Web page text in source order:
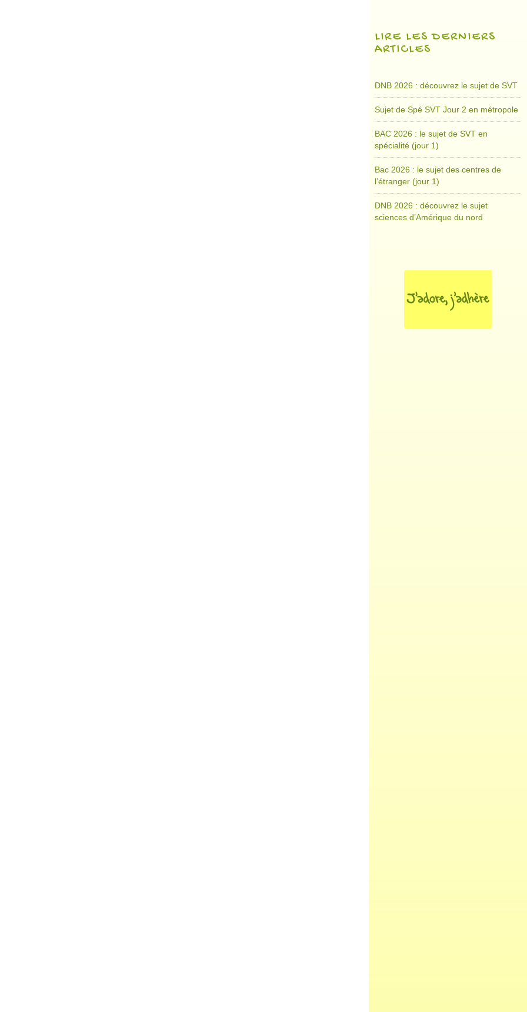
LIRE LES DERNIERS
ARTICLES
DNB 2026 : découvrez le sujet de SVT
Sujet de Spé SVT Jour 2 en métropole
BAC 2026 : le sujet de SVT en
spécialité (jour 1)
Bac 2026 : le sujet des centres de
l’étranger (jour 1)
DNB 2026 : découvrez le sujet
sciences d’Amérique du nord